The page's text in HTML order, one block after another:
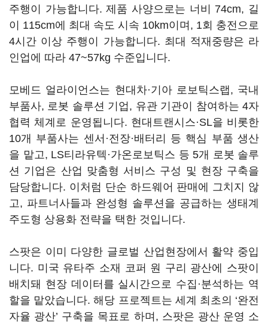
주행이 가능합니다. 제품 사양으로는 너비 74cm, 길
이 115cm에 최대 속도 시속 10km이며, 1회 충전으로
4시간 이상 주행이 가능합니다. 최대 적재중량은 라
인업에 따라 47~57kg 수준입니다.
모베드 얼라이언스는 현대차·기아 로보틱스랩, 국내
부품사, 로봇 솔루션 기업, 유관 기관이 참여하는 4자
협력 체계로 운영됩니다. 현대트랜시스·SL을 비롯한
10개 부품사는 센서·전장·배터리 등 핵심 부품 생산
을 맡고, LS티라유텍·가온로보틱스 등 5개 로봇 솔루
션 기업은 산업 맞춤형 서비스 구성 및 현장 구축을
담당합니다. 이처럼 단순 하드웨어 판매에 그치지 않
고, 파트너사들과 완성형 솔루션을 공급하는 생태계
주도형 상용화 전략을 택한 것입니다.
스팟은 이미 다양한 글로벌 산업현장에서 활약 중입
니다. 미국 유타주 소재 코퍼 원 구리 광산에 스팟이
배치돼 현장 데이터를 실시간으로 수집·분석하는 역
할을 맡았습니다. 해당 프로젝트는 세계 최초의 ‘완전
자율 광산’ 구축을 목표로 하며, 스팟은 광산 운영 소